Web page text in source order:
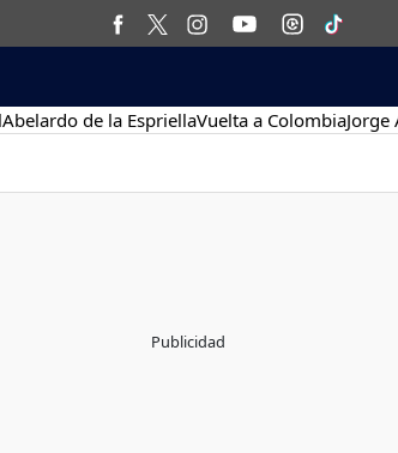
Abelardo de la EspriellaVuelta a ColombiaJorge